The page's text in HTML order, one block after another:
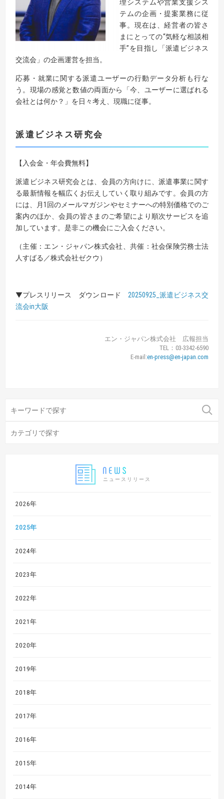
ニュースリリース
2026年
2025年
2024年
2023年
2022年
2021年
2020年
2019年
2018年
2017年
2016年
2015年
2014年
理システムや営業支援シス
テムの企画・提案業務に従
事。現在は、経営者の皆さ
まにとっての“気軽な相談相
手”を目指し「派遣ビジネス
交流会」の企画運営を担当。
応募・就業に関する派遣ユーザーの行動データ分析も行な
う。現場の感覚と数値の両面から「今、ユーザーに選ばれる
会社とは何か？」を日々考え、現職に従事。
派遣ビジネス研究会
【入会金・年会費無料】
派遣ビジネス研究会とは、会員の方向けに、派遣事業に関す
る最新情報を幅広くお伝えしていく取り組みです。会員の方
には、月1回のメールマガジンやセミナーへの特別価格でのご
案内のほか、会員の皆さまのご希望により順次サービスを追
加しています。是非この機会にご入会ください。
（主催：エン・ジャパン株式会社、共催：社会保険労務士法
人すばる／株式会社ゼクウ）
▼プレスリリース ダウンロード 20250925_派遣ビジネス交
流会in大阪
エン・ジャパン株式会社 広報担当
TEL：03-3342-6590
E-mail:en-press@en-japan.com